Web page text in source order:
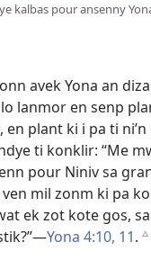
kalbas pour ansenny
avek Yona an
lanmor en senp
plant ki i pa ti
ti konklir: “Me
pour Niniv sa
mil zonm ki pa
ek zot kote gos,
Yona 4:10, 11. c